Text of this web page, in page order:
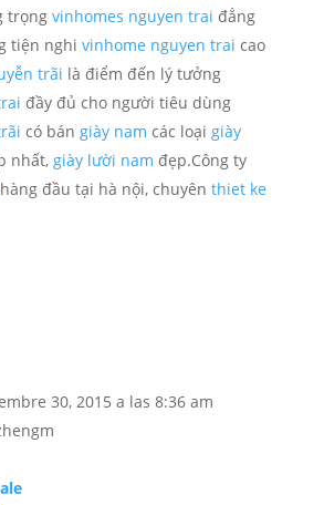
trọng vinhomes nguyen trai đẳng
tiện nghi vinhome nguyen trai cao
trãi là điểm đến lý tưởng
đầy đủ cho người tiêu dùng
có bán giày nam các loại giày
nhất, giày lười nam đẹp.Công ty
đầu tại hà nội, chuyên thiet ke
30, 2015 a las 8:36 am